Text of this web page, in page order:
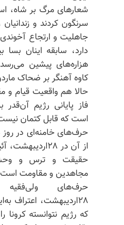
شعارهای مرگ بر شاه،
سرنگون کردند و زندانیان
دارد، سابقه‌ اینان
هزاره‌های پیشین
کاوه آهنگر بر ضحاک
حالا هم واقعیت قیام و
فاز پایانی رژیم
است که قابل کتمان
حرف‌های خامنه‌ای در
از آن در
حقیقت و ترس و
مجاهدین و مقاومت
حرف‌های
۲۸اردیبهشت، اعتراف
که رژیم نتوانسته کرونا